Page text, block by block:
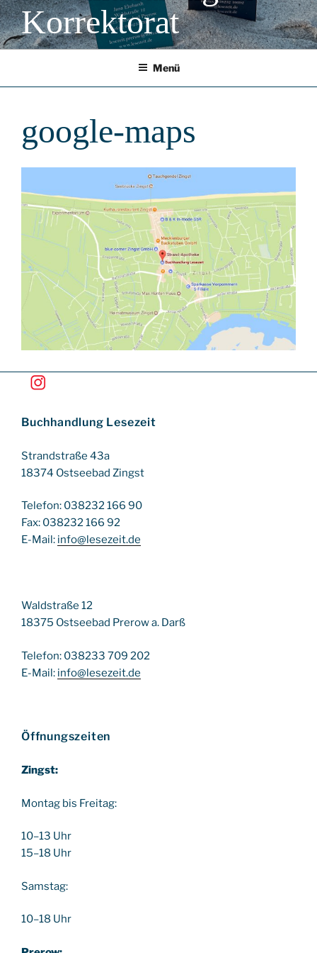
Korrektorat
Menü
google-maps
Buchhandlung Lesezeit
Strandstraße 43a
18374 Ostseebad Zingst
Telefon: 038232 166 90
Fax: 038232 166 92
E-Mail: info@lesezeit.de
Waldstraße 12
18375 Ostseebad Prerow a. Darß
Telefon: 038233 709 202
E-Mail: info@lesezeit.de
Öffnungszeiten
Zingst:
Montag bis Freitag:
10–13 Uhr
15–18 Uhr
Samstag:
10–18 Uhr